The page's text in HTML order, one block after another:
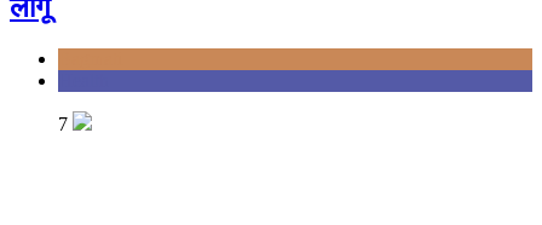
लागू
7